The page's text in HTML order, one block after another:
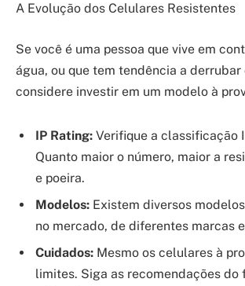
A Evolução dos Celulares Resistentes
Se você é uma pessoa que vive em
água, ou que tem tendência a derrubar
considere investir em um modelo à
IP Rating: Verifique a classificação
Quanto maior o número, maior a
e poeira.
Modelos: Existem diversos
no mercado, de diferentes marcas
Cuidados: Mesmo os celulares à
limites. Siga as recomendações do